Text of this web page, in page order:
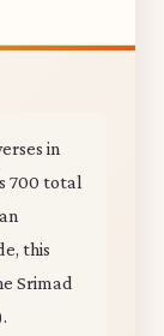
in
700 total
this
Srimad